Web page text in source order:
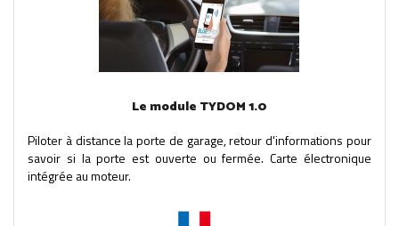
Le module TYDOM 1.0
Piloter à distance la porte de garage, retour d'informations pour
savoir si la porte est ouverte ou fermée. Carte électronique
intégrée au moteur.